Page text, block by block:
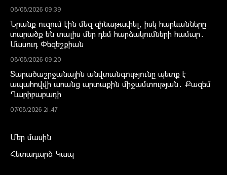
08/08/2026 09:39
Նրանք ուզում էին մեզ զինաթափել, իսկ հարևանները
տարածք են տալիս մեր դեմ հարձակումների համար․
Մասուդ Փեզեշքիան
08/08/2026 09:20
Տարածաշրջանային անվտանգությունը պետք է
ապահովվի առանց արտաքին միջամտության․ Քազեմ
Ղարիբաբադի
07/08/2026 21:47
Մեր մասին
Հետադարձ Կապ